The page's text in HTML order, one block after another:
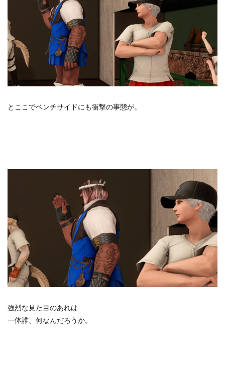
とここでベンチサイドにも衝撃の事態が。
強烈な見た目のあれは
一体誰、何なんだろうか。